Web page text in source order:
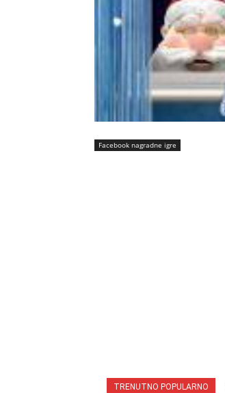
Facebook nagradne igre
TRENUTNO POPULARNO